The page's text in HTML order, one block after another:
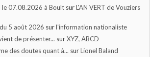
le 07.08.2026 à Boult surL'AN VERT de Vouziers
5 août 2026 surl'information nationaliste
de présenter... surXYZ, ABCD
des doutes quant à... surLionel Baland